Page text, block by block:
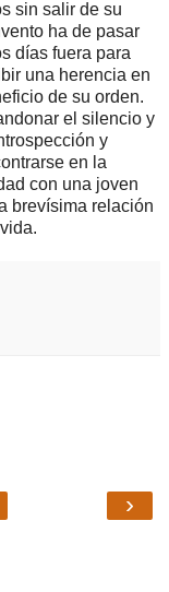
sin salir de su
ha de pasar
días fuera para
una herencia en
de su orden.
el silencio y
y
en la
con una joven
brevísima relación
›